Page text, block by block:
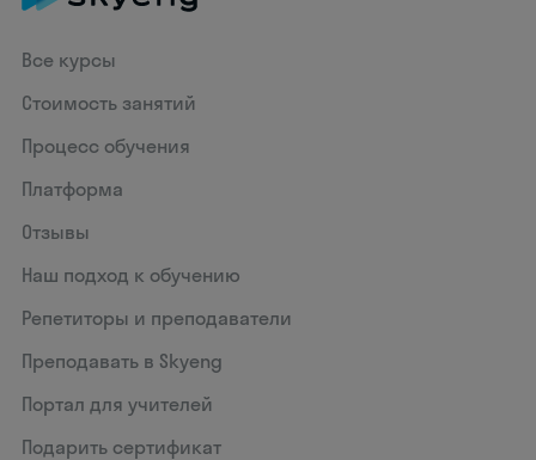
Все курсы
Стоимость занятий
Процесс обучения
Платформа
Отзывы
Наш подход к обучению
Репетиторы и преподаватели
Преподавать в Skyeng
Портал для учителей
Подарить сертификат